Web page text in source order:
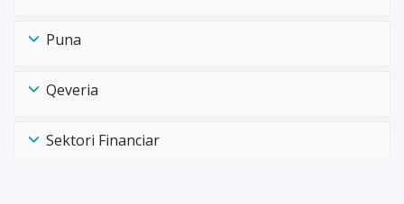
Puna
Qeveria
Sektori Financiar